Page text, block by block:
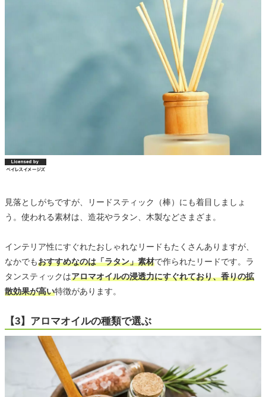
見落としがちですが、リードスティック（棒）にも着目しましょ
う。使われる素材は、造花やラタン、木製などさまざま。
インテリア性にすぐれたおしゃれなリードもたくさんありますが、
なかでもおすすめなのは「ラタン」素材で作られたリードです。ラ
タンスティックはアロマオイルの浸透力にすぐれており、香りの拡
散効果が高い特徴があります。
【3】アロマオイルの種類で選ぶ